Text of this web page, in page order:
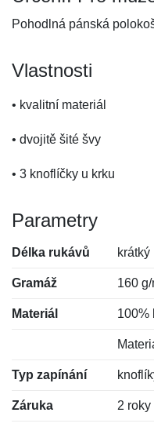
Pohodlná pánská
Vlastnosti
• kvalitní materiál
• dvojitě šité švy
• 3 knoflíčky u krku
Parametry
Délka rukávů krátký
Gramáž 160 g/
Materiál 100%
Typ zapínání
Záruka 2 roky